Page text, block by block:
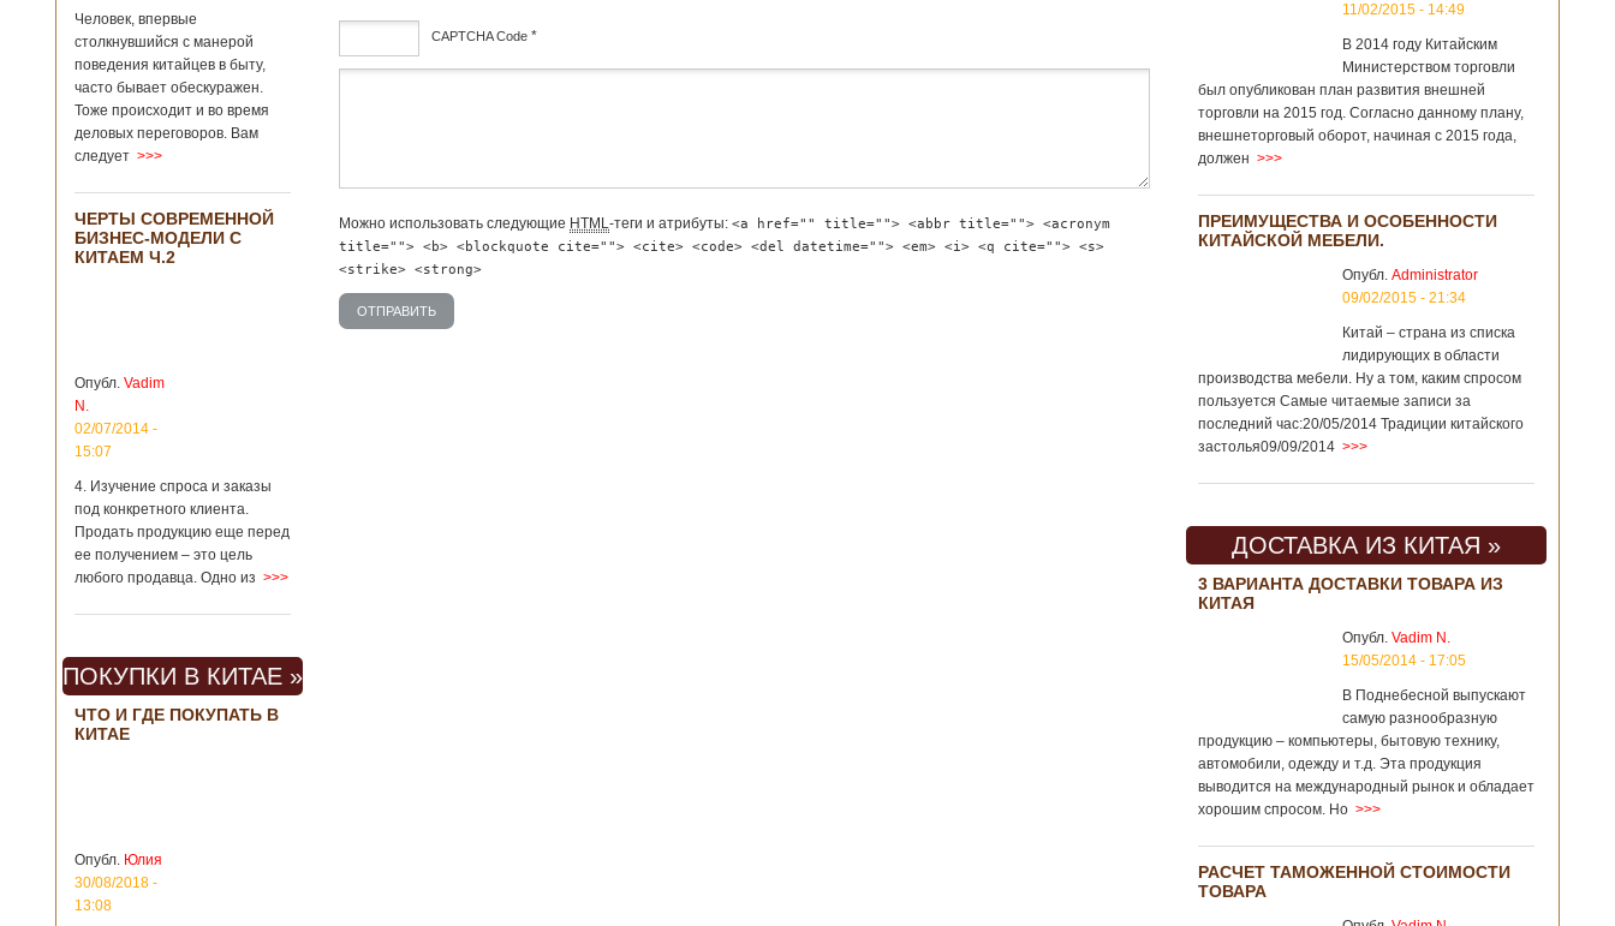
существенно
отличаются от
европейского быта.
Мы собрали для
вас информацию о
вещах, которые
больше всего
удивляют туристов
в метрополитене В
Пекине или
Шанхае терактов
государством. Но в
метрополитене
Шанхая или
Подробнее...
23/09/2018 - 13:07
В Китае
появился на
свет ребенок
после смерти
родителей
В Китае спустя 4
года после смерти
родителей на свет
появился их
ребенок. Выносила
Перед смертью
супруги
заморозили
несколько
матери. Эмбрионы
хранились в
клинике в жидком
Человек, впервые
столкнувшийся с манерой
поведения китайцев в быту,
часто бывает обескуражен.
Тоже происходит и во время
деловых переговоров. Вам
следует >>>
ЧЕРТЫ СОВРЕМЕННОЙ
БИЗНЕС-МОДЕЛИ С
КИТАЕМ Ч.2
Опубл. Vadim
N.
02/07/2014 -
15:07
4. Изучение спроса и заказы
под конкретного клиента.
Продать продукцию еще перед
ее получением – это цель
любого продавца. Одно из >>>
ПОКУПКИ В КИТАЕ »
ЧТО И ГДЕ ПОКУПАТЬ В
КИТАЕ
Опубл. Юлия
30/08/2018 -
13:08
CAPTCHA Code *
Можно использовать следующие HTML-теги и атрибуты: <a href="" title=""> <abbr title=""> <acronym
title=""> <b> <blockquote cite=""> <cite> <code> <del datetime=""> <em> <i> <q cite=""> <s>
<strike> <strong>
11/02/2015 - 14:49
В 2014 году Китайским
Министерством торговли
был опубликован план развития внешней
торговли на 2015 год. Согласно данному плану,
внешнеторговый оборот, начиная с 2015 года,
должен >>>
ПРЕИМУЩЕСТВА И ОСОБЕННОСТИ
КИТАЙСКОЙ МЕБЕЛИ.
Опубл. Administrator
09/02/2015 - 21:34
Китай – страна из списка
лидирующих в области
производства мебели. Ну а том, каким спросом
пользуется Самые читаемые записи за
последний час:20/05/2014 Традиции китайского
застолья09/09/2014 >>>
ДОСТАВКА ИЗ КИТАЯ »
3 ВАРИАНТА ДОСТАВКИ ТОВАРА ИЗ
КИТАЯ
Опубл. Vadim N.
15/05/2014 - 17:05
В Поднебесной выпускают
самую разнообразную
продукцию – компьютеры, бытовую технику,
автомобили, одежду и т.д. Эта продукция
выводится на международный рынок и обладает
хорошим спросом. Но >>>
РАСЧЕТ ТАМОЖЕННОЙ СТОИМОСТИ
ТОВАРА